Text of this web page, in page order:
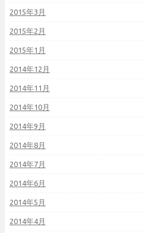
2015年3月
2015年2月
2015年1月
2014年12月
2014年11月
2014年10月
2014年9月
2014年8月
2014年7月
2014年6月
2014年5月
2014年4月